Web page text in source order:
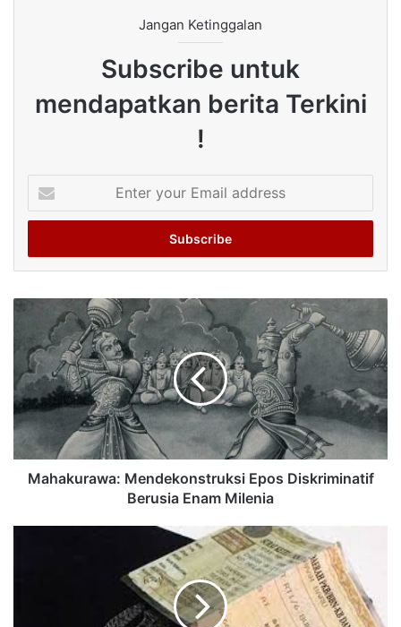
Jangan Ketinggalan
Subscribe untuk
mendapatkan berita Terkini
!
your
Email
Mahakurawa: Mendekonstruksi Epos Diskriminatif
Berusia Enam Milenia